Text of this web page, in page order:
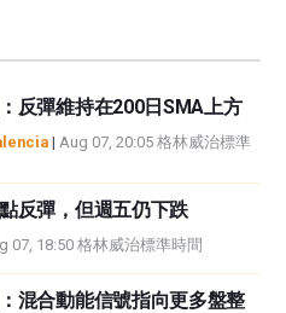
反彈維持在200日SMA上方
| Aug 07, 20:05 格林威治標準
反彈，但週五仍下跌
07, 18:50 格林威治標準時間
混合動能信號指向更多盤整